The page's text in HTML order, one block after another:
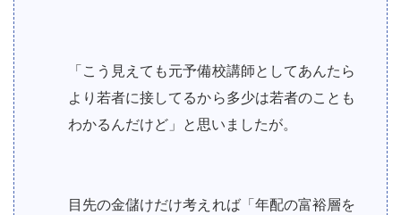
「こう見えても元予備校講師としてあんたら
より若者に接してるから多少は若者のことも
わかるんだけど」と思いましたが。
目先の金儲けだけ考えれば「年配の富裕層を